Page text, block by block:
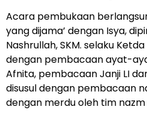
Acara pembukaan
yang dijama’ dengan Isya,
Nashrullah, SKM. selaku
dengan pembacaan ayat-
Afnita, pembacaan Janji LI
disusul dengan pembacaan
dengan merdu oleh tim